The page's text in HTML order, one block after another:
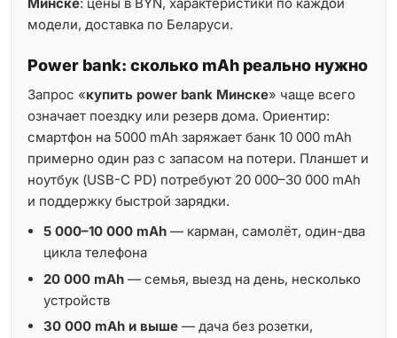
модели, доставка по Беларуси.
Power bank: сколько mAh реально нужно
Запрос «купить power bank Минске» чаще всего
означает поездку или резерв дома. Ориентир:
смартфон на 5000 mAh заряжает банк 10 000 mAh
примерно один раз с запасом на потери. Планшет и
ноутбук (USB-C PD) потребуют 20 000–30 000 mAh
и поддержку быстрой зарядки.
5 000–10 000 mAh — карман, самолёт, один-два
цикла телефона
20 000 mAh — семья, выезд на день, несколько
устройств
30 000 mAh и выше — дача без розетки,